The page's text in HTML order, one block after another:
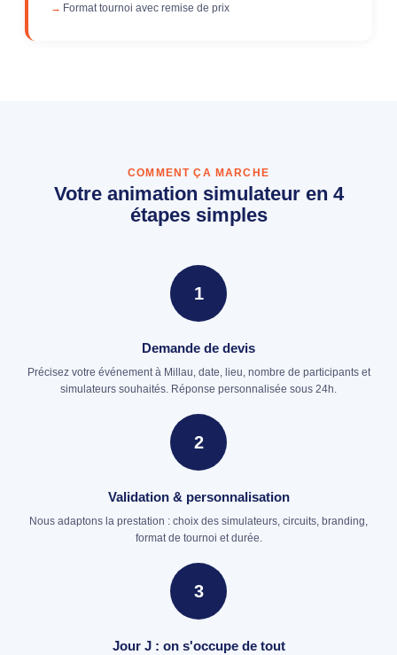
Format tournoi avec remise de prix
COMMENT ÇA MARCHE
Votre animation simulateur en 4
étapes simples
1
Demande de devis
Précisez votre événement à Millau, date, lieu, nombre de participants et
simulateurs souhaités. Réponse personnalisée sous 24h.
2
Validation & personnalisation
Nous adaptons la prestation : choix des simulateurs, circuits, branding,
format de tournoi et durée.
3
Jour J : on s'occupe de tout